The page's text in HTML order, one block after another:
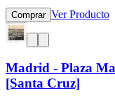
Comprar Ver Producto
Madrid - Plaza
[Santa Cruz]